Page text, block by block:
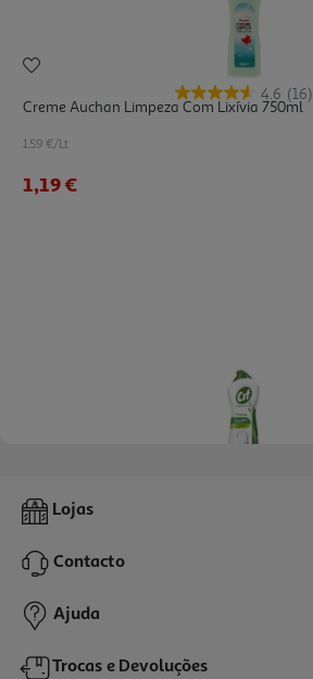
4.6 (16)
Creme Auchan Limpeza Com Lixívia 750ml
1.59 €/Lt
1,19 €
Creme Cif Limpeza Branco 700ml
2,79 €
Lojas
Contacto
Ajuda
Trocas e Devoluções